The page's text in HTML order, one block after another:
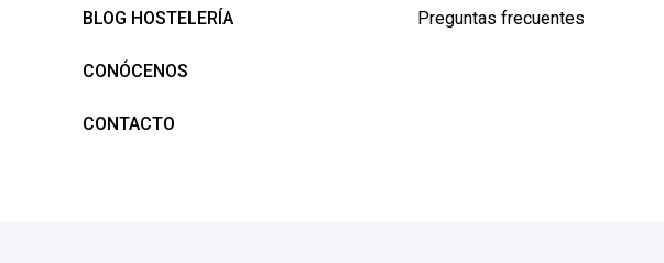
BLOG HOSTELERÍA
CONÓCENOS
CONTACTO
Preguntas frecuentes